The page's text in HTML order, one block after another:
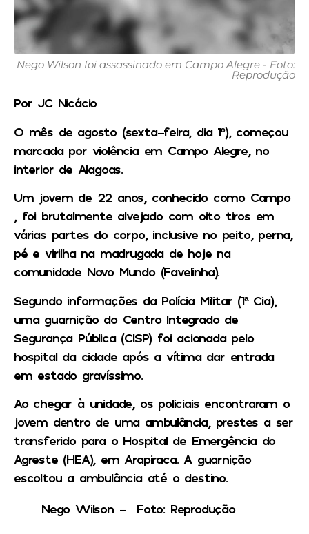
Nego Wilson foi assassinado em Campo Alegre - Foto:
Reprodução
Por JC Nicácio
O mês de agosto (sexta-feira, dia 1º), começou
marcada por violência em Campo Alegre, no
interior de Alagoas.
Um jovem de 22 anos, conhecido como Campo
, foi brutalmente alvejado com oito tiros em
várias partes do corpo, inclusive no peito, perna,
pé e virilha na madrugada de hoje na
comunidade Novo Mundo (Favelinha).
Segundo informações da Polícia Militar (1ª Cia),
uma guarnição do Centro Integrado de
Segurança Pública (CISP) foi acionada pelo
hospital da cidade após a vítima dar entrada
em estado gravíssimo.
Ao chegar à unidade, os policiais encontraram o
jovem dentro de uma ambulância, prestes a ser
transferido para o Hospital de Emergência do
Agreste (HEA), em Arapiraca. A guarnição
escoltou a ambulância até o destino.
Nego Wilson – Foto: Reprodução